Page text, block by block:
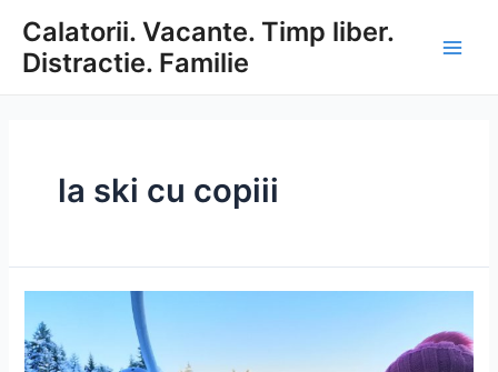
content
Calatorii. Vacante. Timp liber.
Distractie. Familie
la ski cu copiii